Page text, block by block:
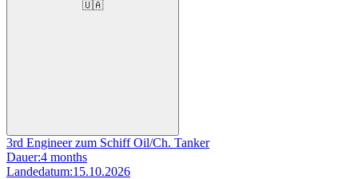
🇺🇦
3rd Engineer zum Schiff Oil/Ch. Tanker
Dauer:4 months
Landedatum:15.10.2026